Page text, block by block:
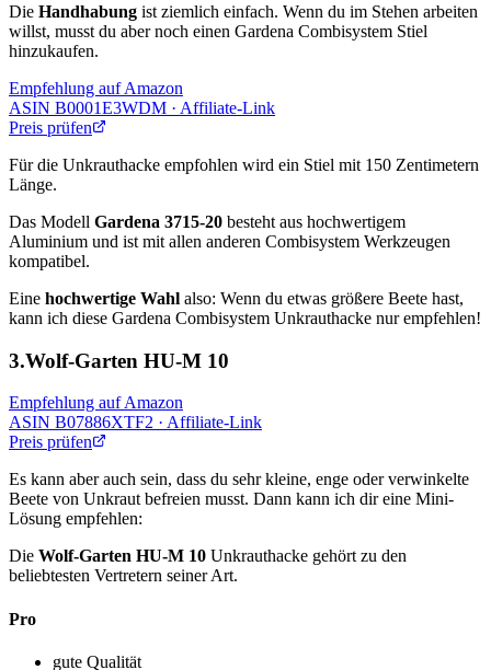
Die Handhabung ist ziemlich einfach. Wenn du im Stehen arbeiten
willst, musst du aber noch einen Gardena Combisystem Stiel
hinzukaufen.
Empfehlung auf Amazon
ASIN B0001E3WDM · Affiliate-Link
Preis prüfen
Für die Unkrauthacke empfohlen wird ein Stiel mit 150 Zentimetern
Länge.
Das Modell Gardena 3715-20 besteht aus hochwertigem
Aluminium und ist mit allen anderen Combisystem Werkzeugen
kompatibel.
Eine hochwertige Wahl also: Wenn du etwas größere Beete hast,
kann ich diese Gardena Combisystem Unkrauthacke nur empfehlen!
3.Wolf-Garten HU-M 10
Empfehlung auf Amazon
ASIN B07886XTF2 · Affiliate-Link
Preis prüfen
Es kann aber auch sein, dass du sehr kleine, enge oder verwinkelte
Beete von Unkraut befreien musst. Dann kann ich dir eine Mini-
Lösung empfehlen:
Die Wolf-Garten HU-M 10 Unkrauthacke gehört zu den
beliebtesten Vertretern seiner Art.
Pro
gute Qualität